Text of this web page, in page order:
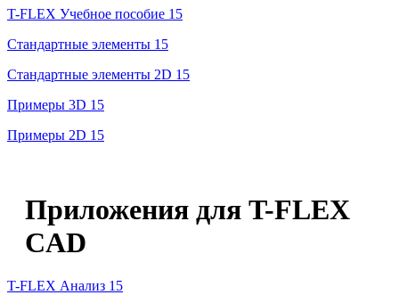
T-FLEX Учебное пособие 15
Стандартные элементы 15
Стандартные элементы 2D 15
Примеры 3D 15
Примеры 2D 15
Приложения для T-FLEX
CAD
T-FLEX Анализ 15